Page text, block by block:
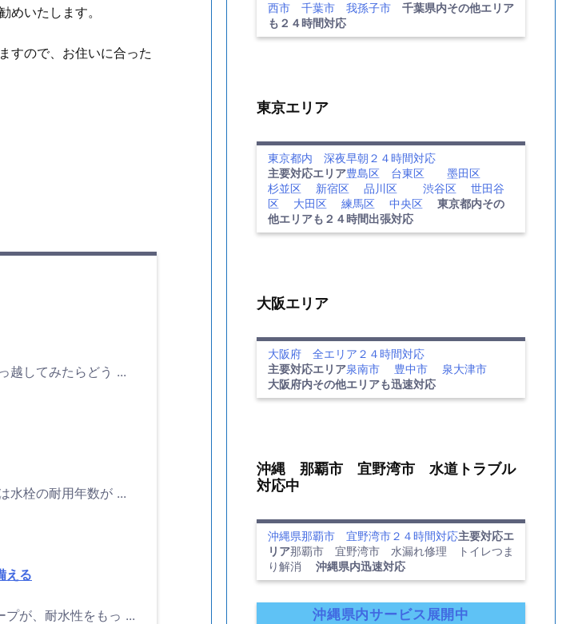
いたします。
すので、お住いに合った
越してみたらどう ...
水栓の耐用年数が ...
える
が、耐水性をもっ ...
西市
千葉市 我孫子市
千葉県内その他エリア
も２４時間対応
東京エリア
東京都内 深夜早朝２４時間対応
主要対応エリア豊島区 台東区
墨田区
杉並区
新宿区 品川区 渋谷区
世田谷
区
大田区 練馬区 中央区
東京都内その
他エリアも２４時間出張対応
大阪エリア
大阪府 全エリア２４時間対応
主要対応エリア泉南市 豊中市
泉大津市
大阪府内その他エリアも迅速対応
沖縄 那覇市 宜野湾市 水道トラブル
対応中
沖縄県那覇市 宜野湾市２４時間対応主要対応エ
リア那覇市 宜野湾市 水漏れ修理 トイレつま
り解消 沖縄県内迅速対応
沖縄県内サービス展開中